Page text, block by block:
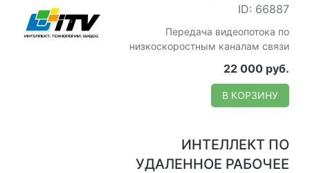
ID: 66887
Передача видеопотока по
низкоскоростным каналам связи
22 000 руб.
В КОРЗИНУ
ИНТЕЛЛЕКТ ПО
УДАЛЕННОЕ РАБОЧЕЕ